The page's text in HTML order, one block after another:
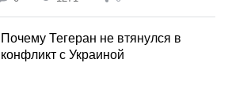
Почему Тегеран не втянулся в
конфликт с Украиной